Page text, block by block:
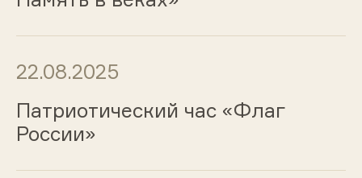
22.08.2025
Патриотический час «Флаг
России»